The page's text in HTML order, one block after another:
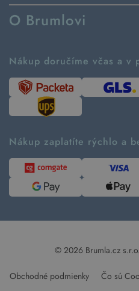
Spôsoby dodania a platby
Vrátenie tovaru a reklamácia
Návod ako nakupovať
Tabuľka veľkostí
Predávané značky
Kontakt
O Brumlovi
Ako tvoríme second hand
Časté otázky
Kde pomáhame
Udržateľnosť
Blog
Pre médiá
Nákup doručíme včas a v
Nákup zaplatíte rýchlo a
© 2026 Brumla.cz s.r.o.
Obchodné podmienky Čo sú